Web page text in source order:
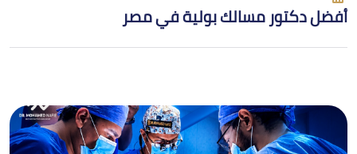
أفضل دكتور مسالك بولية في مصر